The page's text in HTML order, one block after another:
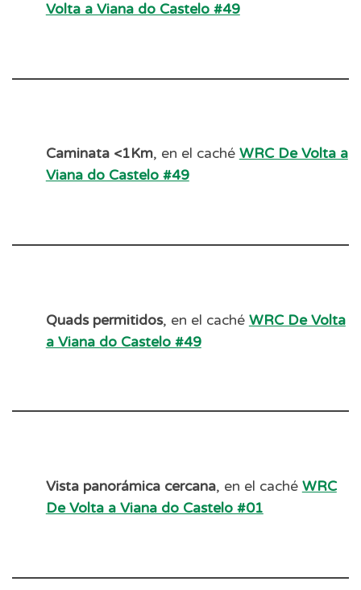
Volta a Viana do Castelo #49
Caminata <1Km, en el caché WRC De Volta a
Viana do Castelo #49
Quads permitidos, en el caché WRC De Volta
a Viana do Castelo #49
Vista panorámica cercana, en el caché WRC
De Volta a Viana do Castelo #01